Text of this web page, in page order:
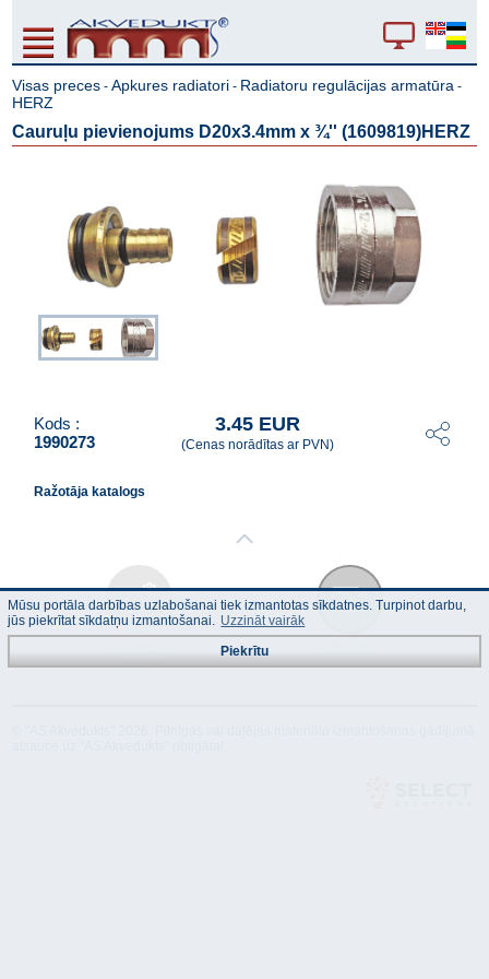
Visas preces -Apkures radiatori - Radiatoru regulācijas armatūra -
HERZ
Cauruļu pievienojums D20x3.4mm x ¾'' (1609819)HERZ
Kods :
1990273
3.45 EUR
(Cenas norādītas ar PVN)
Ražotāja katalogs
apraksts
Mūsu portāla darbības uzlabošanai tiek izmantotas sīkdatnes. Turpinot darbu,
jūs piekrītat sīkdatņu izmantošanai. Uzzināt vairāk
Piekrītu